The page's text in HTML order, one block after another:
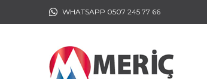
WHATSAPP 0507 245 77 66